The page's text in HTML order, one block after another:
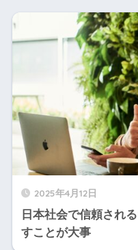
2025年4月12日
日本社会で信頼され
すことが大事